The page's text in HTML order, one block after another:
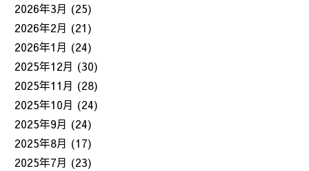
2026年3月 (25)
2026年2月 (21)
2026年1月 (24)
2025年12月 (30)
2025年11月 (28)
2025年10月 (24)
2025年9月 (24)
2025年8月 (17)
2025年7月 (23)